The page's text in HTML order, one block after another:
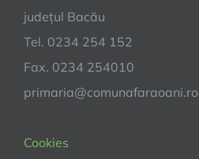
județul Bacău
Tel. 0234 254 152
Fax. 0234 254010
primaria@comunafaraoani.ro
Cookies